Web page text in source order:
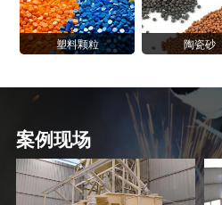
塑料颗粒 陶瓷砂
案例现场